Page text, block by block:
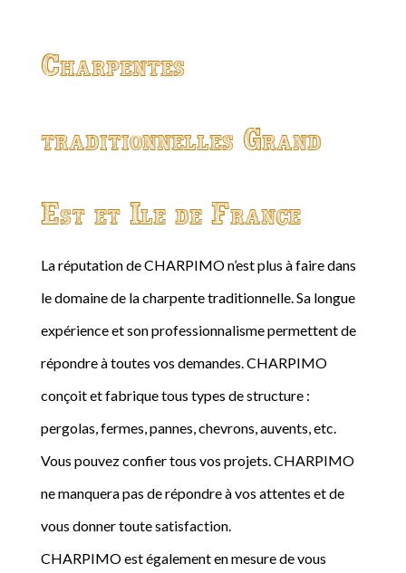
Charpentes
traditionnelles Grand
Est et Ile de France
La réputation de CHARPIMO n’est plus à faire dans
le domaine de la charpente traditionnelle. Sa longue
expérience et son professionnalisme permettent de
répondre à toutes vos demandes. CHARPIMO
conçoit et fabrique tous types de structure :
pergolas, fermes, pannes, chevrons, auvents, etc.
Vous pouvez confier tous vos projets. CHARPIMO
ne manquera pas de répondre à vos attentes et de
vous donner toute satisfaction.
CHARPIMO est également en mesure de vous